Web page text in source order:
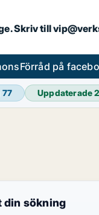
Skriv till
Förråd på
77 Uppdaterade
din sökning